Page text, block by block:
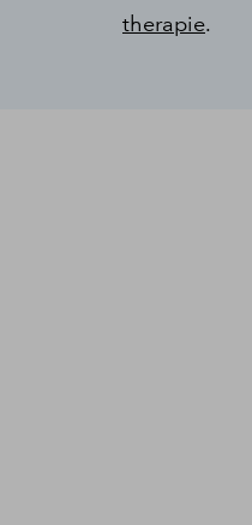
therapie.